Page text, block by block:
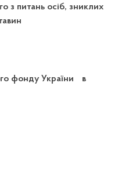
з питань осіб, зниклих
фонду України в